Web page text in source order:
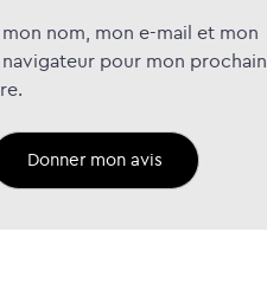
nom, mon e-mail et mon
pour mon prochain